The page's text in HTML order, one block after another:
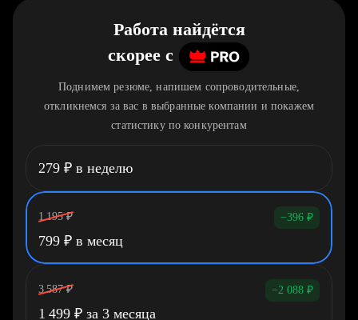
Работа найдётся
скорее c
Поднимем резюме, напишем сопроводительные,
откликнемся за вас в выбранные компании и покажем
статистику по конкурентам
279 ₽ в неделю
1 195 ₽ −396 ₽
799 ₽ в месяц
3 587 ₽ −2 088 ₽
1 499 ₽ за 3 месяца